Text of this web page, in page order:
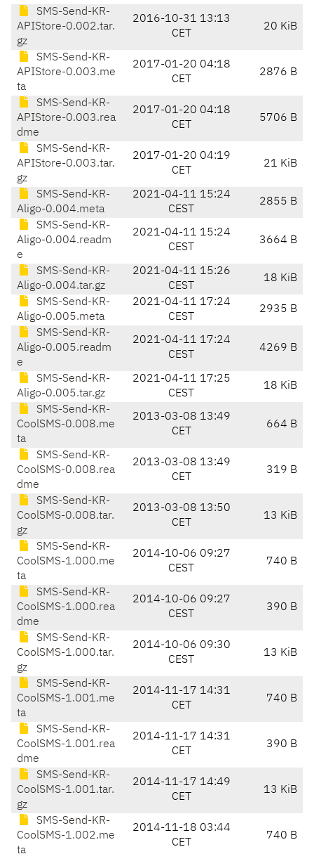
SMS-Send-KR-
APIStore-0.002.tar.
gz
2016-10-31 13:13
CET
20 KiB
SMS-Send-KR-
APIStore-0.003.me
ta
2017-01-20 04:18
CET
2876 B
SMS-Send-KR-
APIStore-0.003.rea
dme
2017-01-20 04:18
CET
5706 B
SMS-Send-KR-
APIStore-0.003.tar.
gz
2017-01-20 04:19
CET
21 KiB
SMS-Send-KR-
Aligo-0.004.meta
2021-04-11 15:24
CEST
2855 B
SMS-Send-KR-
Aligo-0.004.readm
e
2021-04-11 15:24
CEST
3664 B
SMS-Send-KR-
Aligo-0.004.tar.gz
2021-04-11 15:26
CEST
18 KiB
SMS-Send-KR-
Aligo-0.005.meta
2021-04-11 17:24
CEST
2935 B
SMS-Send-KR-
Aligo-0.005.readm
e
2021-04-11 17:24
CEST
4269 B
SMS-Send-KR-
Aligo-0.005.tar.gz
2021-04-11 17:25
CEST
18 KiB
SMS-Send-KR-
CoolSMS-0.008.me
ta
2013-03-08 13:49
CET
664 B
SMS-Send-KR-
CoolSMS-0.008.rea
dme
2013-03-08 13:49
CET
319 B
SMS-Send-KR-
CoolSMS-0.008.tar.
gz
2013-03-08 13:50
CET
13 KiB
SMS-Send-KR-
CoolSMS-1.000.me
ta
2014-10-06 09:27
CEST
740 B
SMS-Send-KR-
CoolSMS-1.000.rea
dme
2014-10-06 09:27
CEST
390 B
SMS-Send-KR-
CoolSMS-1.000.tar.
gz
2014-10-06 09:30
CEST
13 KiB
SMS-Send-KR-
CoolSMS-1.001.me
ta
2014-11-17 14:31
CET
740 B
SMS-Send-KR-
CoolSMS-1.001.rea
dme
2014-11-17 14:31
CET
390 B
SMS-Send-KR-
CoolSMS-1.001.tar.
gz
2014-11-17 14:49
CET
13 KiB
SMS-Send-KR-
CoolSMS-1.002.me
ta
2014-11-18 03:44
CET
740 B